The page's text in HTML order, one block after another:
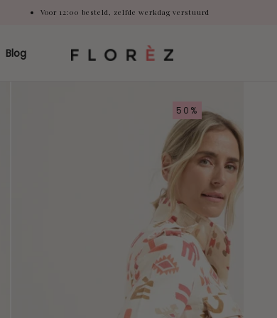
Voor 12:00 besteld, zelfde werkdag verstuurd
Blog
50%